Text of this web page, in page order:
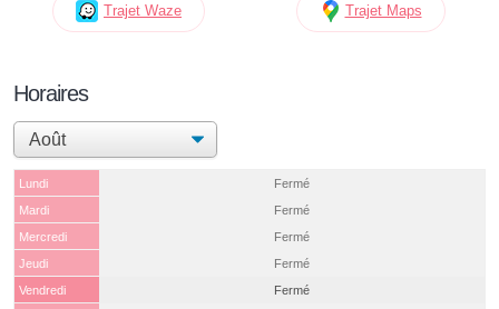
Trajet Waze Trajet Maps
Horaires
Lundi
Fermé
Mardi
Fermé
Mercredi
Fermé
Jeudi
Fermé
Vendredi
Fermé